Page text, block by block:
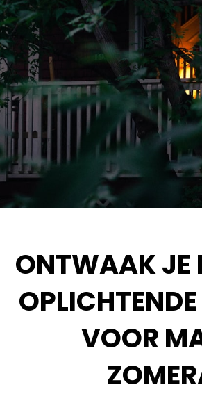
ONTWAAK JE
VOOR